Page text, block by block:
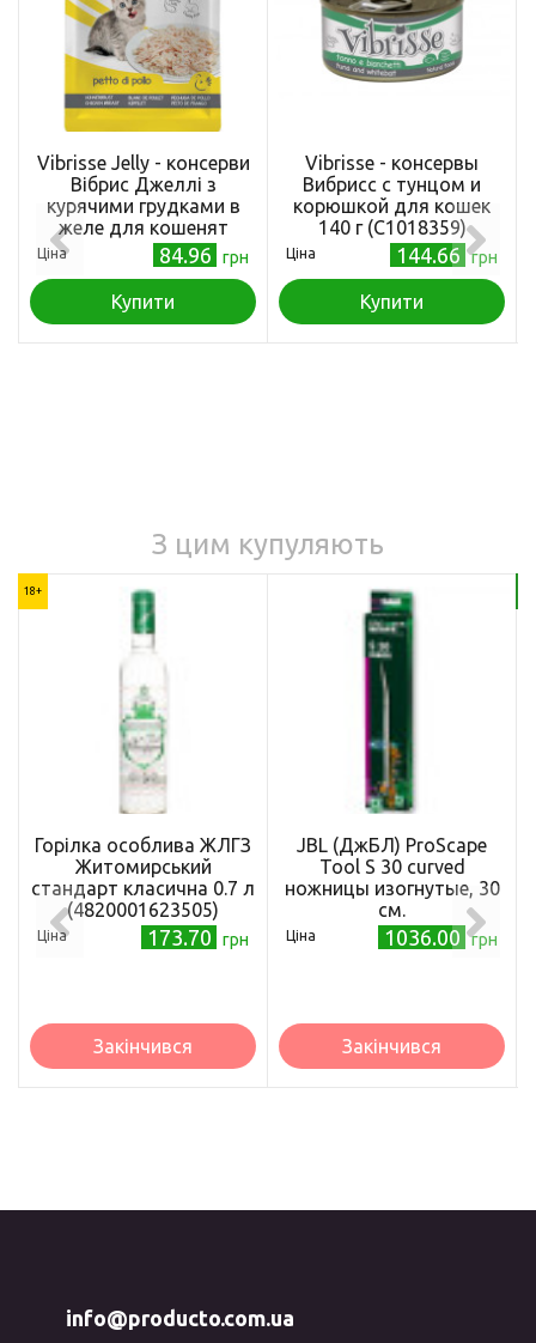
Vibrisse Jelly - консерви
Вібрис Джеллі з
курячими грудками в
желе для кошенят
(пауч) 70 г (C1018991)
Ціна 84.96 грн
Купити
Vibrisse - консервы
Вибрисс с тунцом и
корюшкой для кошек
140 г (C1018359)
Ціна 144.66 грн
Купити
З цим купуляють
18+
Горілка особлива ЖЛГЗ
Житомирський
стандарт класична 0.7 л
(4820001623505)
Ціна 173.70 грн
Закінчився
JBL (ДжБЛ) ProScape
Tool S 30 curved
ножницы изогнутые, 30
см.
Ціна 1036.00 грн
Закінчився
info@producto.com.ua